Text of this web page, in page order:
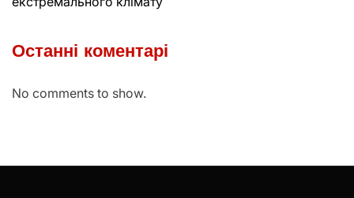
Останні коментарі
No comments to show.